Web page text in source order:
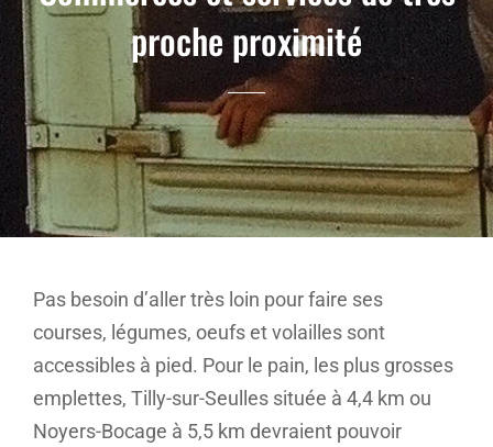
proche proximité
Pas besoin d’aller très loin pour faire ses
courses, légumes, oeufs et volailles sont
accessibles à pied. Pour le pain, les plus grosses
emplettes, Tilly-sur-Seulles située à 4,4 km ou
Noyers-Bocage à 5,5 km devraient pouvoir